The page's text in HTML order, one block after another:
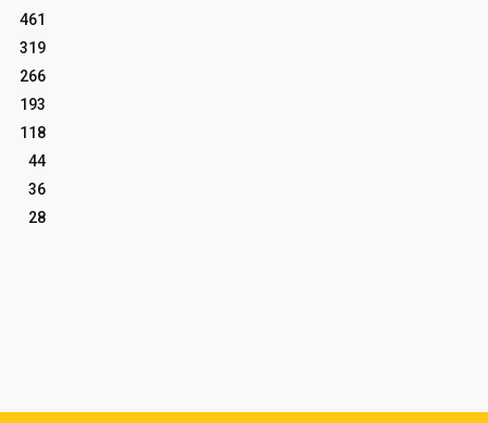
461
319
266
193
118
44
36
28